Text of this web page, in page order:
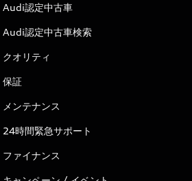
Audi認定中古車
Audi認定中古車検索
クオリティ
保証
メンテナンス
24時間緊急サポート
ファイナンス